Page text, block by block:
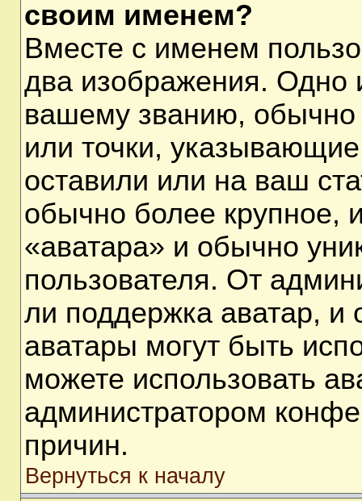
своим именем?
Вместе с именем
два изображения. Одно
вашему званию, обычно
или точки,
оставили или на ваш
обычно более крупное,
«аватара» и обычно
пользователя. От
ли поддержка аватар, и
аватары могут быть
можете использовать
администратором
причин.
Вернуться к началу